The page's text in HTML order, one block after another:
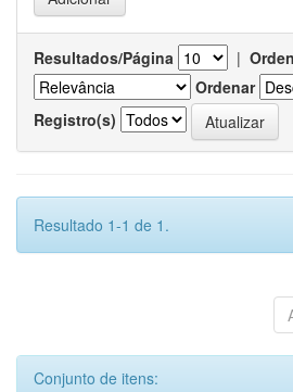
Resultados/Página |
Ordenar
Registro(s)
Resultado 1-1 de 1.
Conjunto de itens: